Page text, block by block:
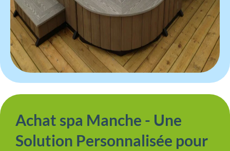
Achat spa Manche - Une
Solution Personnalisée pour